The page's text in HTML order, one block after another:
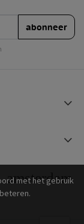
abonneer
met het gebruik